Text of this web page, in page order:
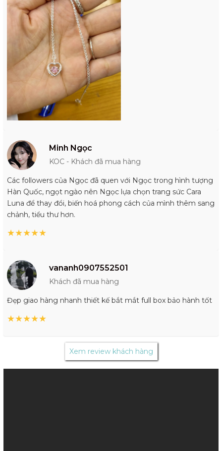
Minh Ngọc
KOC - Khách đã mua hàng
Các followers của Ngọc đã quen với Ngọc trong hình tượng
Hàn Quốc, ngọt ngào nên Ngọc lựa chọn trang sức Cara
Luna để thay đổi, biến hoá phong cách của mình thêm sang
chảnh, tiểu thư hơn.
★★★★★
vananh0907552501
Khách đã mua hàng
Đẹp giao hàng nhanh thiết kế bắt mắt full box bảo hành tốt
★★★★★
Xem review khách hàng